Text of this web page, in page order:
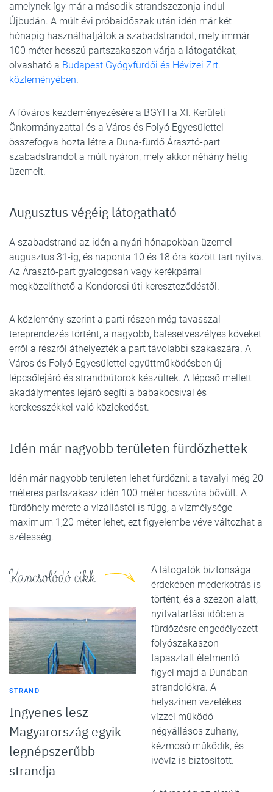
amelynek így már a második strandszezonja indul
Újbudán. A múlt évi próbaidőszak után idén már két
hónapig használhatjátok a szabadstrandot, mely immár
100 méter hosszú partszakaszon várja a látogatókat,
olvasható a Budapest Gyógyfürdői és Hévizei Zrt.
közleményében.
A főváros kezdeményezésére a BGYH a XI. Kerületi
Önkormányzattal és a Város és Folyó Egyesülettel
összefogva hozta létre a Duna-fürdő Árasztó-part
szabadstrandot a múlt nyáron, mely akkor néhány hétig
üzemelt.
Augusztus végéig látogatható
A szabadstrand az idén a nyári hónapokban üzemel
augusztus 31-ig, és naponta 10 és 18 óra között tart nyitva.
Az Árasztó-part gyalogosan vagy kerékpárral
megközelíthető a Kondorosi úti kereszteződéstől.
A közlemény szerint a parti részen még tavasszal
tereprendezés történt, a nagyobb, balesetveszélyes köveket
erről a részről áthelyezték a part távolabbi szakaszára. A
Város és Folyó Egyesülettel együttműködésben új
lépcsőlejáró és strandbútorok készültek. A lépcső mellett
akadálymentes lejáró segíti a babakocsival és
kerekesszékkel való közlekedést.
Idén már nagyobb területen fürdőzhettek
Idén már nagyobb területen lehet fürdőzni: a tavalyi még 20
méteres partszakasz idén 100 méter hosszúra bővült. A
fürdőhely mérete a vízállástól is függ, a vízmélysége
maximum 1,20 méter lehet, ezt figyelembe véve változhat a
szélesség.
Kapcsolódó cikk
STRAND
Ingyenes lesz
Magyarország egyik
legnépszerűbb
strandja
A látogatók biztonsága
érdekében mederkotrás is
történt, és a szezon alatt,
nyitvatartási időben a
fürdőzésre engedélyezett
folyószakaszon
tapasztalt életmentő
figyel majd a Dunában
strandolókra. A
helyszínen vezetékes
vízzel működő
négyállásos zuhany,
kézmosó működik, és
ivóvíz is biztosított.